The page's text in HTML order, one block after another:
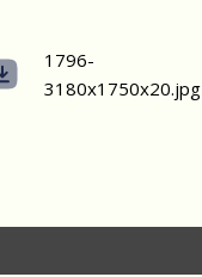
1796-
3180х1750x20.jpg